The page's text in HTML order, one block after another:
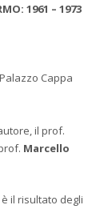
1961 – 1973
Cappa
il prof.
Marcello
il risultato degli